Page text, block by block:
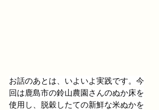
お話のあとは、いよいよ実践です。今
回は鹿島市の鈴山農園さんのぬか床を
使用し、脱穀したての新鮮な米ぬかを